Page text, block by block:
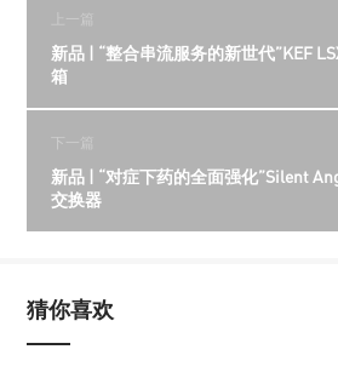
上一篇
新品 | “整合串流服务的新世代”KEF
箱
下一篇
新品 | “对症下药的全面强化”Silent
交换器
猜你喜欢